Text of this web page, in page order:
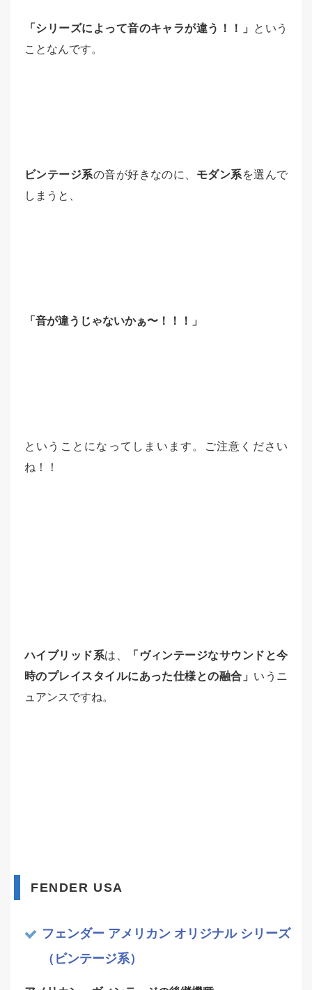
「シリーズによって音のキャラが違う！！」
という
ことなんです。
ビンテージ系の音が好きなのに、 モダン系を選んで
しまうと、
「音が違うじゃないかぁ〜！！！」
ということになってしまいます。ご注意ください
ね！！
ハイブリッド系は、
「ヴィンテージなサウンドと今
時のプレイスタイルにあった仕様との融合」 いうニ
ュアンスですね。
FENDER USA
フェンダー アメリカン オリジナル シリーズ
（ビンテージ系）